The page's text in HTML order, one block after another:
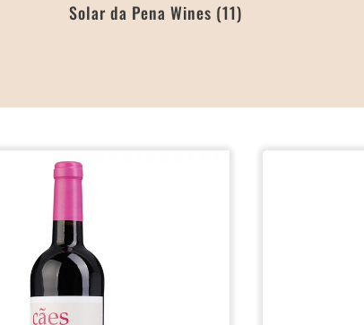
Solar da Pena Wines (11)